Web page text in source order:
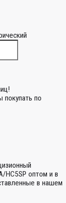
покупать по
HC5SP оптом и в
в нашем